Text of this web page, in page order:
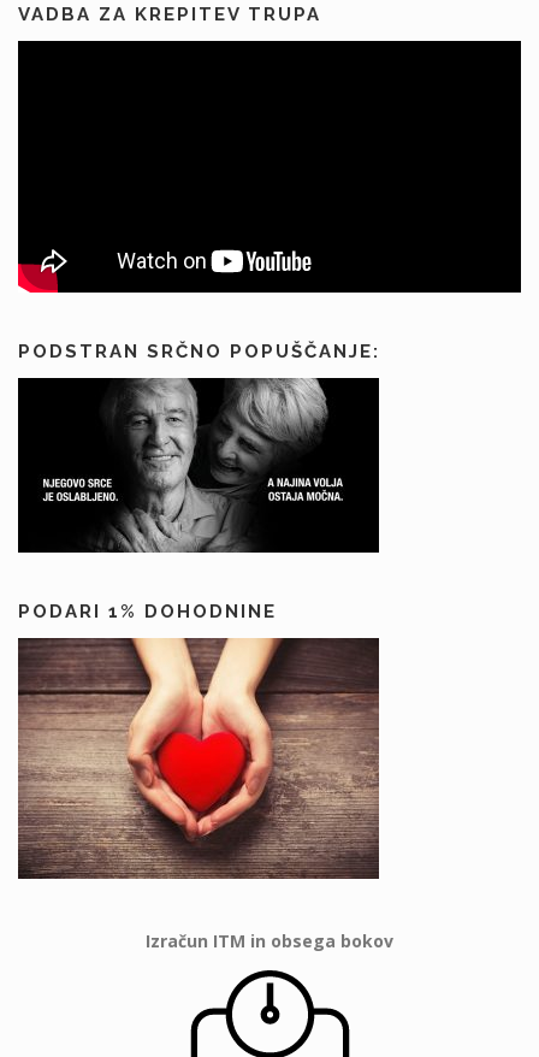
VADBA ZA KREPITEV TRUPA
PODSTRAN SRČNO POPUŠČANJE:
PODARI 1% DOHODNINE
Izračun ITM in obsega bokov